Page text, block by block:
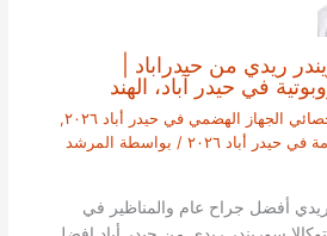
ريدي من حيدراباد |
في حيدر آباد، الهند
الجهاز الهضمي في حيدر أباد ٢٠٢٦
,
حيدر أباد ٢٠٢٦
/ بواسطة المرشد
ريدي أفضل جراح عام والمناظير في